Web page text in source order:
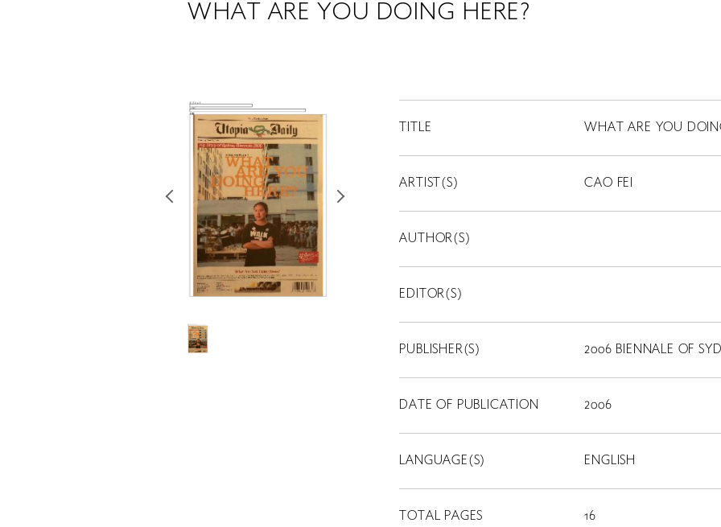
WHAT ARE YOU DOING HERE?
TITLE WHAT ARE YOU
ARTIST(S) CAO FEI
AUTHOR(S)
EDITOR(S)
PUBLISHER(S) 2006 BIENNALE OF
DATE OF PUBLICATION 2006
LANGUAGE(S) ENGLISH
TOTAL PAGES 16